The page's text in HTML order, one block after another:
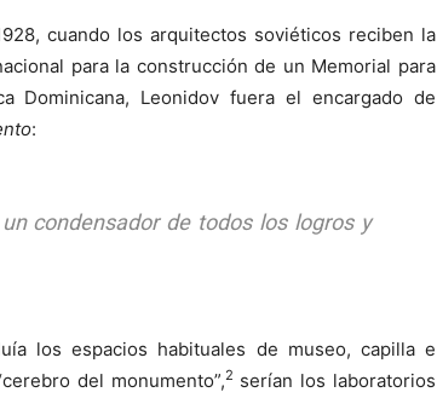
cuando los arquitectos soviéticos reciben la
para la construcción de un Memorial para
Dominicana, Leonidov fuera el encargado de
:
condensador de todos los logros y
los espacios habituales de museo, capilla e
del monumento”,2 serían los laboratorios